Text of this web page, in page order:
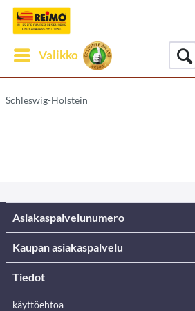
Valikko
Schleswig-Holstein
Asiakaspalvelunumero
Kaupan asiakaspalvelu
Tiedot
käyttöehtoa